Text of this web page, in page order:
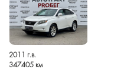
2011 г.в.
347405 км